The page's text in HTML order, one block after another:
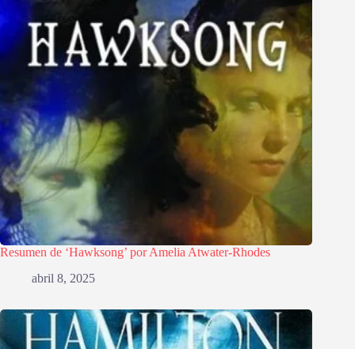
Resumen de ‘Hawksong’ por Amelia Atwater-Rhodes
abril 8, 2025